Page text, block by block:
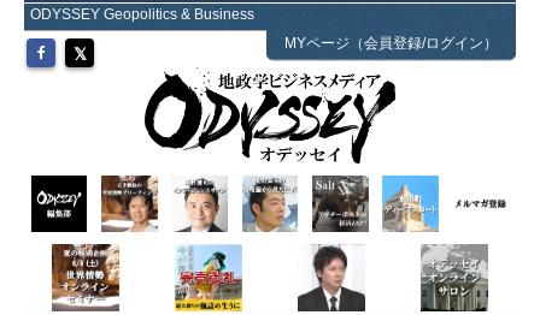
ODYSSEY Geopolitics & Business
MYページ（会員登録/ログイン）